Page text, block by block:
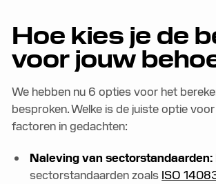
Hoe kies je de
voor jouw
We hebben nu 6 opties voor het
besproken. Welke is de juiste optie
factoren in gedachten:
Naleving van sectorstandaarden:
sectorstandaarden zoals ISO